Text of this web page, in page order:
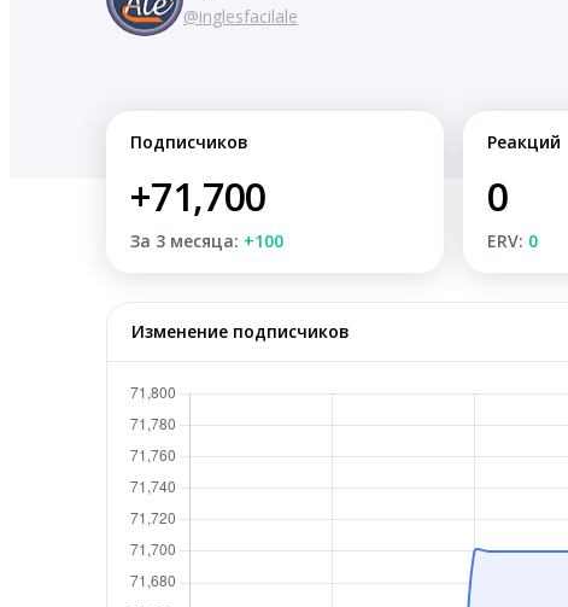
@inglesfacilale
Подписчиков
+71,700
За 3 месяца: +100
Реакций
0
ERV: 0
Изменение подписчиков